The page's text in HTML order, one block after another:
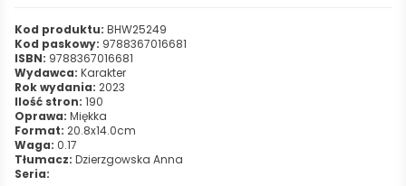
Kod produktu: BHW25249
Kod paskowy: 9788367016681
ISBN: 9788367016681
Wydawca: Karakter
Rok wydania: 2023
Ilość stron: 190
Oprawa: Miękka
Format: 20.8x14.0cm
Waga: 0.17
Tłumacz: Dzierzgowska Anna
Seria: